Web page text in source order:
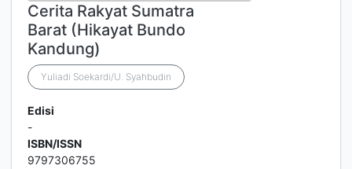
Cerita Rakyat Sumatra
Barat (Hikayat Bundo
Kandung)
Yuliadi Soekardi/U. Syahbudin
Edisi
-
ISBN/ISSN
9797306755